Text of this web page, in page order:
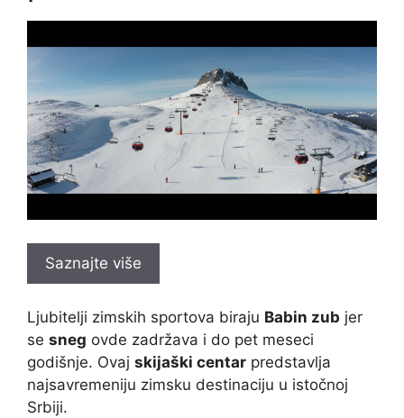
Saznajte više
Ljubitelji zimskih sportova biraju Babin zub jer
se sneg ovde zadržava i do pet meseci
godišnje. Ovaj skijaški centar predstavlja
najsavremeniju zimsku destinaciju u istočnoj
Srbiji.